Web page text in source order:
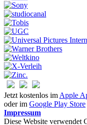
Jetzt kostenlos im Apple
oder im Google Play Store
Impressum
Diese Website verwendet